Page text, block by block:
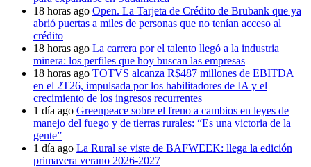
18 horas ago Open. La Tarjeta de Crédito de Brubank que ya
abrió puertas a miles de personas que no tenían acceso al
crédito
18 horas ago La carrera por el talento llegó a la industria
minera: los perfiles que hoy buscan las empresas
18 horas ago TOTVS alcanza R$487 millones de EBITDA
en el 2T26, impulsada por los habilitadores de IA y el
crecimiento de los ingresos recurrentes
1 día ago Greenpeace sobre el freno a cambios en leyes de
manejo del fuego y de tierras rurales: “Es una victoria de la
gente”
1 día ago La Rural se viste de BAFWEEK: llega la edición
primavera verano 2026-2027